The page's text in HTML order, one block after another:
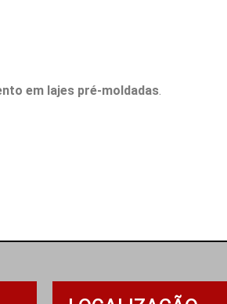
em lajes pré-moldadas.